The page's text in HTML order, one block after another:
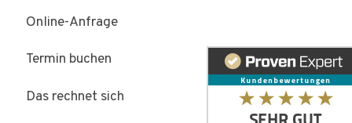
Online-Anfrage
Termin buchen
Das rechnet sich